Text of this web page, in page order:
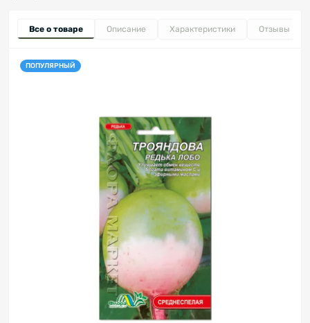
Все о товаре Описание Характеристики Отзывы
ПОПУЛЯРНЫЙ